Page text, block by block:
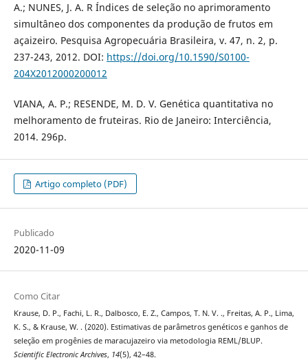
A.; NUNES, J. A. R Índices de seleção no aprimoramento
simultâneo dos componentes da produção de frutos em
açaizeiro. Pesquisa Agropecuária Brasileira, v. 47, n. 2, p.
237-243, 2012. DOI: https://doi.org/10.1590/S0100-
204X2012000200012
VIANA, A. P.; RESENDE, M. D. V. Genética quantitativa no
melhoramento de fruteiras. Rio de Janeiro: Interciência,
2014. 296p.
Artigo completo (PDF)
Publicado
2020-11-09
Como Citar
Krause, D. P., Fachi, L. R., Dalbosco, E. Z., Campos, T. N. V. ., Freitas, A. P., Lima,
K. S., & Krause, W. . (2020). Estimativas de parâmetros genéticos e ganhos de
seleção em progênies de maracujazeiro via metodologia REML/BLUP.
Scientific Electronic Archives, 14(5), 42–48.